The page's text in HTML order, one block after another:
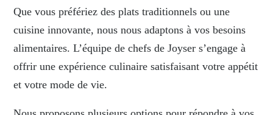
Que vous préfériez des plats traditionnels ou une
cuisine innovante, nous nous adaptons à vos besoins
alimentaires. L’équipe de chefs de Joyser s’engage à
offrir une expérience culinaire satisfaisant votre appétit
et votre mode de vie.